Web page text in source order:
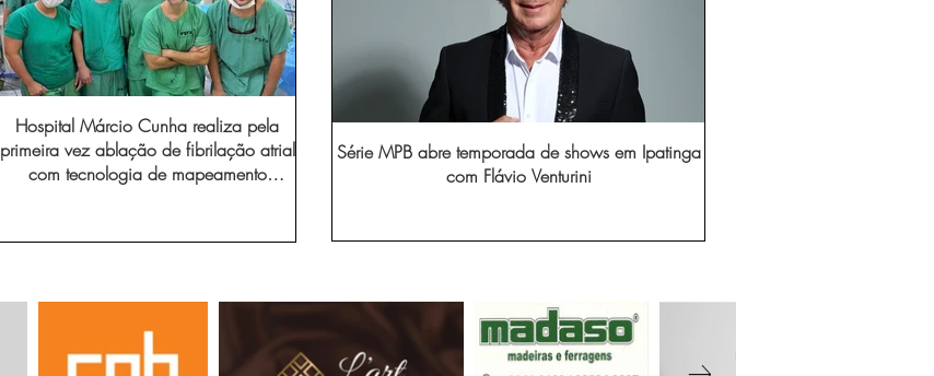
Hospital Márcio Cunha realiza pela
primeira vez ablação de fibrilação atrial
com tecnologia de mapeamento
Série MPB abre temporada de shows em Ipatinga
com Flávio Venturini